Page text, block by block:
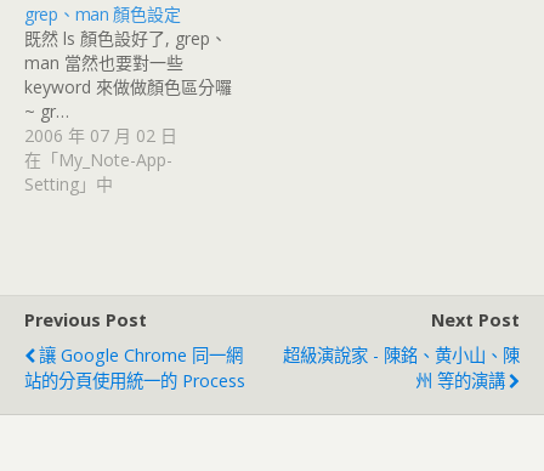
grep、man 顏色設定
既然 ls 顏色設好了, grep、
man 當然也要對一些
keyword 來做做顏色區分囉
~ gr…
2006 年 07 月 02 日
在「My_Note-App-
Setting」中
Previous Post
讓 Google Chrome 同一網
站的分頁使用統一的 Process
Next Post
超級演說家 - 陳銘、黄小山、陳
州 等的演講